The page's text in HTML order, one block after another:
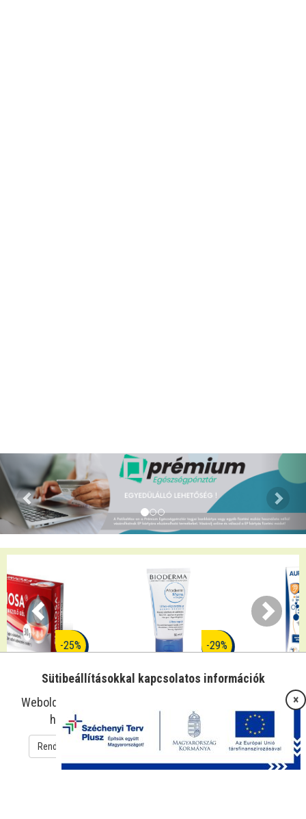
Atoderm kézkrém
2 879 Ft
Aurisclean fülspray
4 498 Ft 3 550 Ft
Sütibeállításokkal kapcsolatos információk
Weboldalunk sütiket használ az oldal működtetése és
használatának megkönnyítése érdekében.
Rendben Süti beállítások Adatkezelési tájékoztató
×